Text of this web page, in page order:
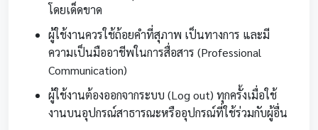
โดยเด็ดขาด
ผู้ใช้งานควรใช้ถ้อยคำที่สุภาพ เป็นทางการ และมี
ความเป็นมืออาชีพในการสื่อสาร (Professional
Communication)
ผู้ใช้งานต้องออกจากระบบ (Log out) ทุกครั้งเมื่อใช้
งานบนอุปกรณ์สาธารณะหรืออุปกรณ์ที่ใช้ร่วมกับผู้อื่น